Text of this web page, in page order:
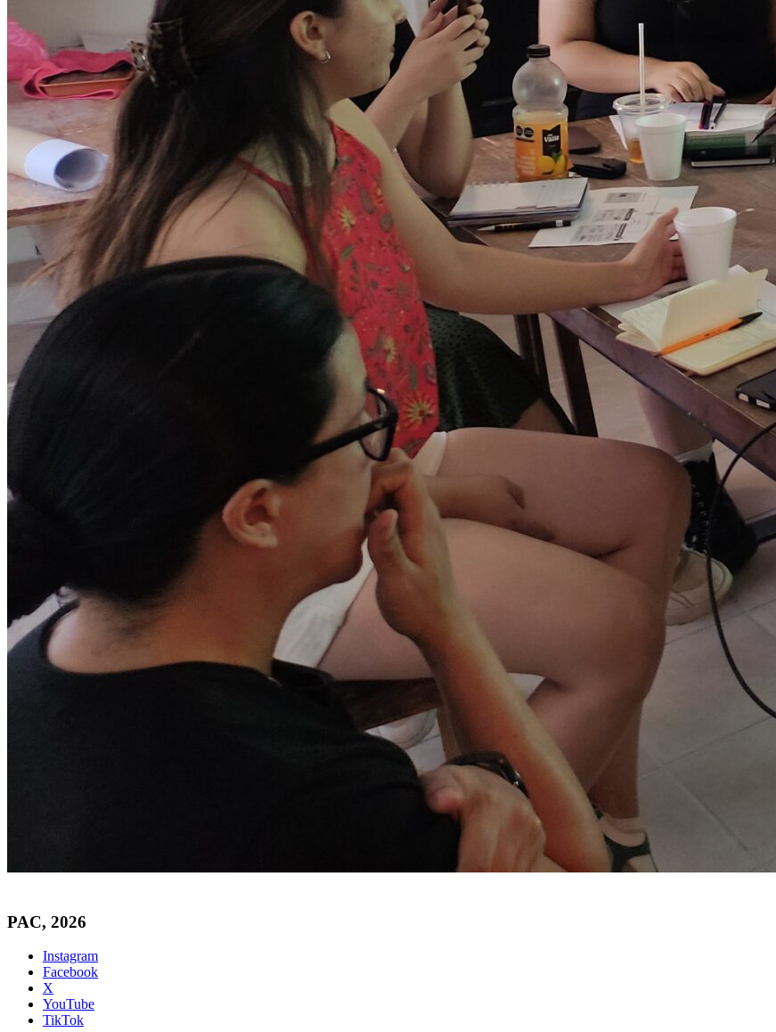
PAC, 2026
Instagram
Facebook
X
YouTube
TikTok